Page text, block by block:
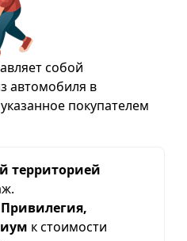
собой
автомобиля в
покупателем
территорией
к стоимости